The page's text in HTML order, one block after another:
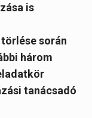
is
során
három
tanácsadó